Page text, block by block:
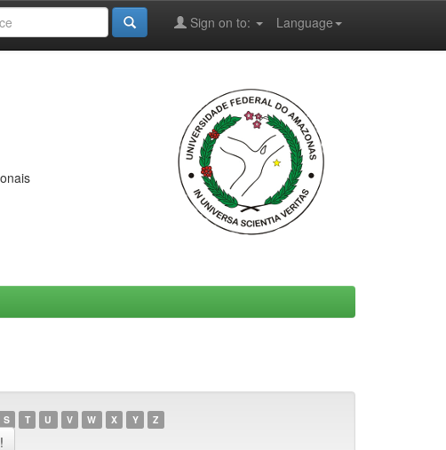
Language
Sign on to:
S T U V W X Y Z